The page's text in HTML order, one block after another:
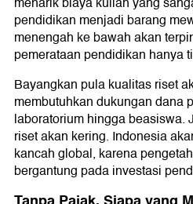
pendidikan menjadi barang
menengah ke bawah akan
pemerataan pendidikan hanya
Bayangkan pula kualitas riset
membutuhkan dukungan dana
laboratorium hingga beasiswa.
riset akan kering. Indonesia
kancah global, karena
bergantung pada investasi